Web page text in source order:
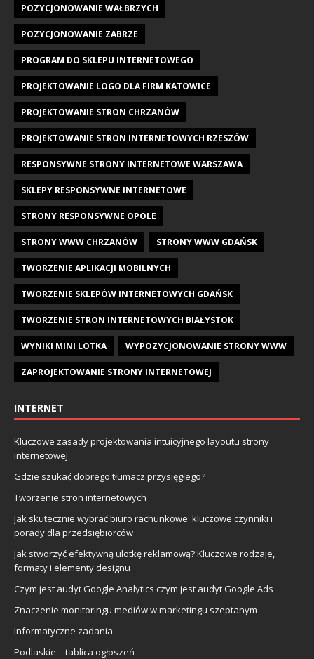
POZYCJONOWANIE WAŁBRZYCH
POZYCJONOWANIE ZABRZE
PROGRAM DO SKLEPU INTERNETOWEGO
PROJEKTOWANIE LOGO DLA FIRM KATOWICE
PROJEKTOWANIE STRON CHRZANÓW
PROJEKTOWANIE STRON INTERNETOWYCH RZESZÓW
RESPONSYWNE STRONY INTERNETOWE WARSZAWA
SKLEPY RESPONSYWNE INTERNETOWE
STRONY RESPONSYWNE OPOLE
STRONY WWW CHRZANÓW STRONY WWW GDAŃSK
TWORZENIE APLIKACJI MOBILNYCH
TWORZENIE SKLEPÓW INTERNETOWYCH GDAŃSK
TWORZENIE STRON INTERNETOWYCH BIAŁYSTOK
WYNIKI MINI LOTKA WYPOZYCJONOWANIE STRONY WWW
ZAPROJEKTOWANIE STRONY INTERNETOWEJ
INTERNET
Kluczowe zasady projektowania intuicyjnego layoutu strony
internetowej
Gdzie szukać dobrego tłumacz przysięgłego?
Tworzenie stron internetowych
Jak skutecznie wybrać biuro rachunkowe: kluczowe czynniki i
porady dla przedsiębiorców
Jak stworzyć efektywną ulotkę reklamową? Kluczowe rodzaje,
formaty i elementy designu
Czym jest audyt Google Analytics czym jest audyt Google Ads
Znaczenie monitoringu mediów w marketingu szeptanym
Informatyczne zadania
Podlaskie – tablica ogłoszeń